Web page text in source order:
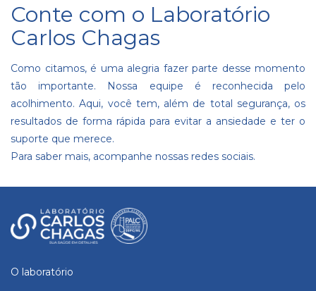
Conte com o Laboratório
Carlos Chagas
Como citamos, é uma alegria fazer parte desse momento
tão importante. Nossa equipe é reconhecida pelo
acolhimento. Aqui, você tem, além de total segurança, os
resultados de forma rápida para evitar a ansiedade e ter o
suporte que merece.
Para saber mais, acompanhe nossas redes sociais.
O laboratório